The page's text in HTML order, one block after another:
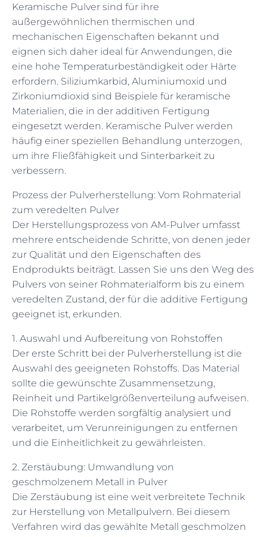
Keramische Pulver sind für ihre
außergewöhnlichen thermischen und
mechanischen Eigenschaften bekannt und
eignen sich daher ideal für Anwendungen, die
eine hohe Temperaturbeständigkeit oder Härte
erfordern. Siliziumkarbid, Aluminiumoxid und
Zirkoniumdioxid sind Beispiele für keramische
Materialien, die in der additiven Fertigung
eingesetzt werden. Keramische Pulver werden
häufig einer speziellen Behandlung unterzogen,
um ihre Fließfähigkeit und Sinterbarkeit zu
verbessern.
Prozess der Pulverherstellung: Vom Rohmaterial
zum veredelten Pulver
Der Herstellungsprozess von AM-Pulver umfasst
mehrere entscheidende Schritte, von denen jeder
zur Qualität und den Eigenschaften des
Endprodukts beiträgt. Lassen Sie uns den Weg des
Pulvers von seiner Rohmaterialform bis zu einem
veredelten Zustand, der für die additive Fertigung
geeignet ist, erkunden.
1. Auswahl und Aufbereitung von Rohstoffen
Der erste Schritt bei der Pulverherstellung ist die
Auswahl des geeigneten Rohstoffs. Das Material
sollte die gewünschte Zusammensetzung,
Reinheit und Partikelgrößenverteilung aufweisen.
Die Rohstoffe werden sorgfältig analysiert und
verarbeitet, um Verunreinigungen zu entfernen
und die Einheitlichkeit zu gewährleisten.
2. Zerstäubung: Umwandlung von
geschmolzenem Metall in Pulver
Die Zerstäubung ist eine weit verbreitete Technik
zur Herstellung von Metallpulvern. Bei diesem
Verfahren wird das gewählte Metall geschmolzen